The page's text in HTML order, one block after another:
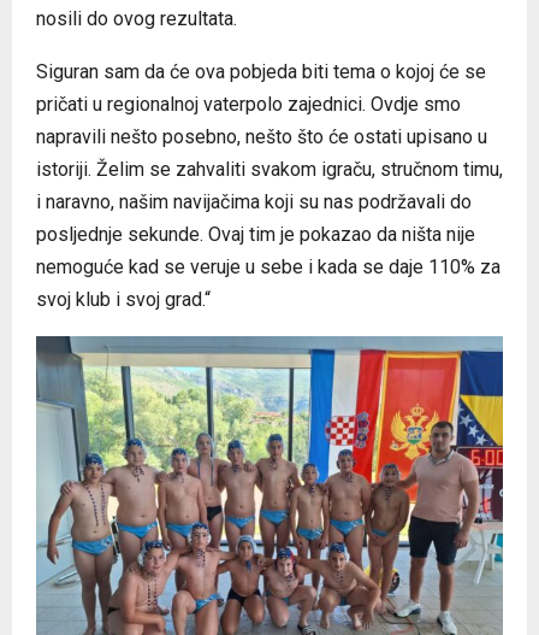
nosili do ovog rezultata.
Siguran sam da će ova pobjeda biti tema o kojoj će se
pričati u regionalnoj vaterpolo zajednici. Ovdje smo
napravili nešto posebno, nešto što će ostati upisano u
istoriji. Želim se zahvaliti svakom igraču, stručnom timu,
i naravno, našim navijačima koji su nas podržavali do
posljednje sekunde. Ovaj tim je pokazao da ništa nije
nemoguće kad se veruje u sebe i kada se daje 110% za
svoj klub i svoj grad.“